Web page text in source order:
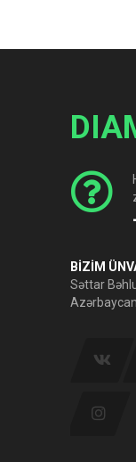
BİZİM
Səttar
Azərbaycan.